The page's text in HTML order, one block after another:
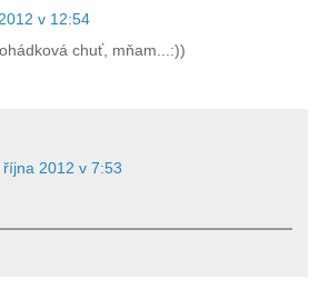
v 12:54
chuť, mňam...:))
října 2012 v 7:53